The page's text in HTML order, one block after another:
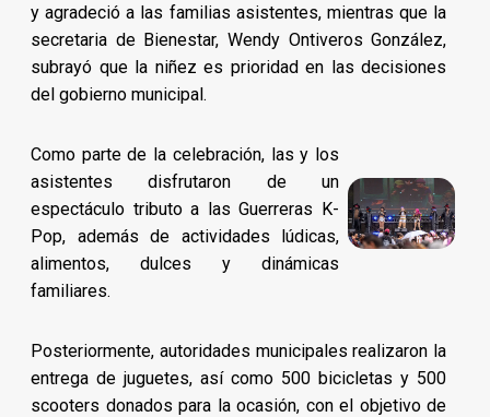
y agradeció a las familias asistentes, mientras que la
secretaria de Bienestar, Wendy Ontiveros González,
subrayó que la niñez es prioridad en las decisiones
del gobierno municipal.
Como parte de la celebración, las y los
asistentes disfrutaron de un
espectáculo tributo a las Guerreras K-
Pop, además de actividades lúdicas,
alimentos, dulces y dinámicas
familiares.
Posteriormente, autoridades municipales realizaron la
entrega de juguetes, así como 500 bicicletas y 500
scooters donados para la ocasión, con el objetivo de